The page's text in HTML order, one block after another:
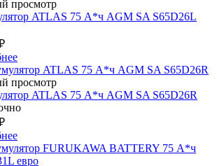
просмотр
ATLAS 75 А*ч AGM SA S65D26L
просмотр
ATLAS 75 А*ч AGM SA S65D26R